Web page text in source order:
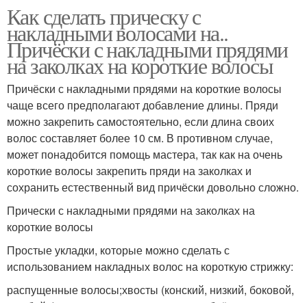
Как сделать прическу с
накладными волосами на..
Причёски с накладными прядями
на заколках на короткие волосы
Причёски с накладными прядями на короткие волосы
чаще всего предполагают добавление длины. Пряди
можно закрепить самостоятельно, если длина своих
волос составляет более 10 см. В противном случае,
может понадобится помощь мастера, так как на очень
короткие волосы закрепить пряди на заколках и
сохранить естественный вид причёски довольно сложно.
Прически с накладными прядями на заколках на
короткие волосы
Простые укладки, которые можно сделать с
использованием накладных волос на короткую стрижку:
распущенные волосы;хвосты (конский, низкий, боковой,